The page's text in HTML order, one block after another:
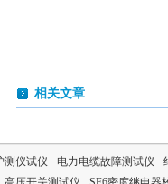
相关文章
测仪试仪 电力电缆故障测试仪